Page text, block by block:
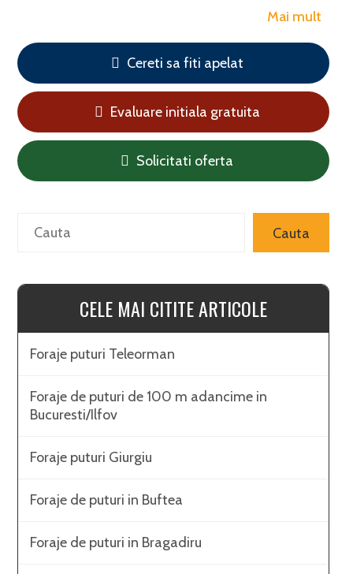
Mai mult
Cereti sa fiti apelat
Evaluare initiala gratuita
Solicitati oferta
Search Cauta
CELE MAI CITITE ARTICOLE
Foraje puturi Teleorman
Foraje de puturi de 100 m adancime in
Bucuresti/Ilfov
Foraje puturi Giurgiu
Foraje de puturi in Buftea
Foraje de puturi in Bragadiru